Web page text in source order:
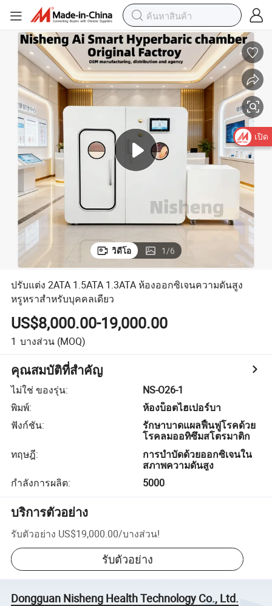
วิดีโอ 1/6
ปรับแต่ง 2ATA 1.5ATA 1.3ATA ห้องออกซิเจนความดันสูง
หรูหราสำหรับบุคคลเดียว
US$8,000.00-19,000.00
1 บางส่วน (MOQ)
คุณสมบัติที่สำคัญ
ไม่ใช่ ของรุ่น:
NS-O26-1
พิมพ์:
ห้องบ็อตไฮเปอร์บา
ฟังก์ชัน:
รักษาบาดแผลฟื้นฟูโรคด้วย
โรคลมออทิซึมสโตรมาติก
ทฤษฎี:
การบำบัดด้วยออกซิเจนใน
สภาพความดันสูง
กำลังการผลิต: 5000
บริการตัวอย่าง
รับตัวอย่าง US$19,000.00/บางส่วน!
รับตัวอย่าง
Dongguan Nisheng Health Technology Co., Ltd.
เปิด